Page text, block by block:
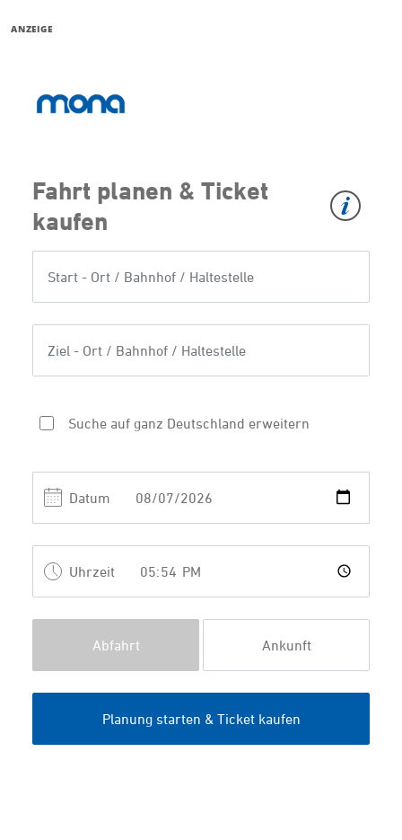
ANZEIGE